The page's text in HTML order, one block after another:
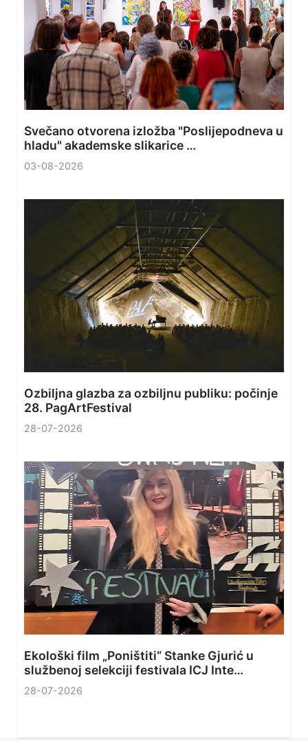
Svečano otvorena izložba "Poslijepodneva u
hladu" akademske slikarice …
03-08-2026
Ozbiljna glazba za ozbiljnu publiku: počinje
28. PagArtFestival
28-07-2026
Ekološki film „Poništiti“ Stanke Gjurić u
službenoj selekciji festivala ICJ Inte…
28-07-2026